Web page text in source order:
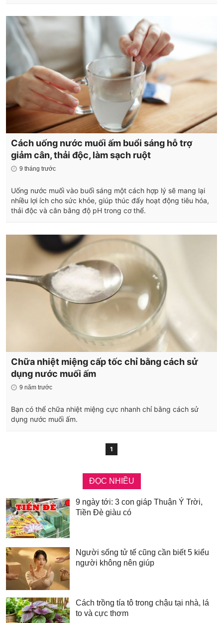
Cách uống nước muối ấm buổi sáng hỗ trợ
giảm cân, thải độc, làm sạch ruột
9 tháng trước
Uống nước muối vào buổi sáng một cách hợp lý sẽ mang lại
nhiều lợi ích cho sức khỏe, giúp thúc đẩy hoạt động tiêu hóa,
thải độc và cân bằng độ pH trong cơ thể.
Chữa nhiệt miệng cấp tốc chỉ bằng cách sử
dụng nước muối ấm
9 năm trước
Bạn có thể chữa nhiệt miệng cực nhanh chỉ bằng cách sử
dụng nước muối ấm.
1
ĐỌC NHIỀU
9 ngày tới: 3 con giáp Thuận Ý Trời,
Tiền Đè giàu có
Người sống tử tế cũng cần biết 5 kiểu
người không nên giúp
Cách trồng tía tô trong chậu tại nhà, lá
to và cực thơm